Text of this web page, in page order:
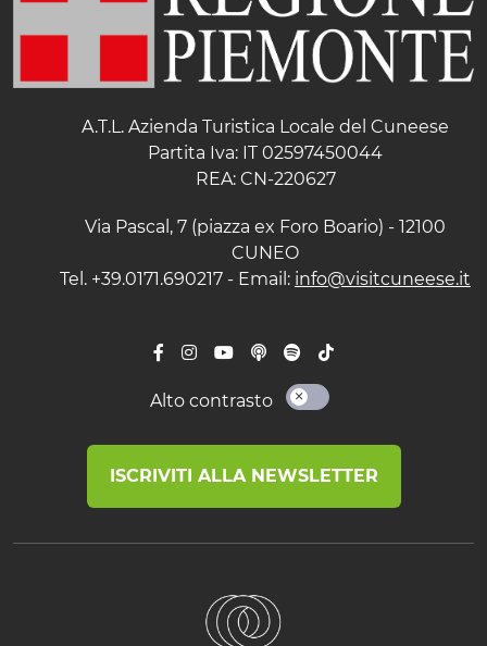
A.T.L. Azienda Turistica Locale del Cuneese
Partita Iva: IT 02597450044
REA: CN-220627
Via Pascal, 7 (piazza ex Foro Boario) - 12100
CUNEO
Tel. +39.0171.690217 - Email: info@visitcuneese.it
Alto contrasto
ISCRIVITI ALLA NEWSLETTER